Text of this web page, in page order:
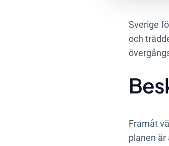
Sverige
och
Framåt
planen är